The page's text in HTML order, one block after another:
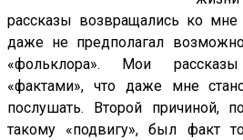
рассказы возвращались ко
даже не предполагал
«фольклора». Мои
«фактами», что даже мне
послушать. Второй причиной,
такому «подвигу», был факт